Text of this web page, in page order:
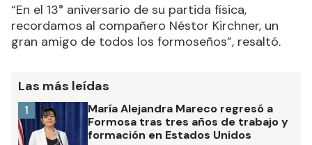
“En el 13° aniversario de su partida física,
recordamos al compañero Néstor Kirchner, un
gran amigo de todos los formoseños”, resaltó.
Las más leídas
María Alejandra Mareco regresó a
Formosa tras tres años de trabajo y
formación en Estados Unidos
1